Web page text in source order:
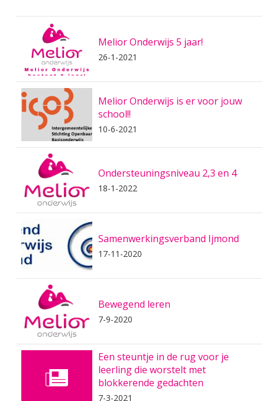
Melior Onderwijs 5 jaar!
26-1-2021
Melior Onderwijs is er voor jouw
school!!
10-6-2021
Ondersteuningsniveau 2,3 en 4
18-1-2022
Samenwerkingsverband Ijmond
17-11-2020
Bewegend leren
7-9-2020
Een steuntje in de rug voor je
leerling die worstelt met
blokkerende gedachten
7-3-2021